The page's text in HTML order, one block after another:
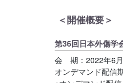
＜開催概要＞
第36回日本外傷学
会 期：2022年6月
オンデマンド配信